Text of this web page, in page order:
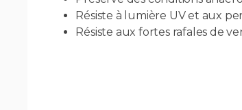
Résiste à lumière UV et aux
Résiste aux fortes rafales de